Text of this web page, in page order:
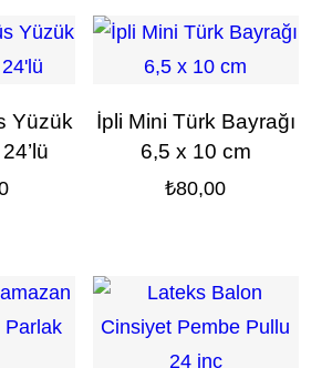
Yüzük
İpli Mini Türk Bayrağı
6,5 x 10 cm
₺80,00